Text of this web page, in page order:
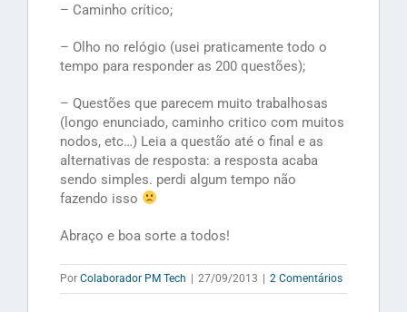
– Caminho crítico;
– Olho no relógio (usei praticamente todo o
tempo para responder as 200 questões);
– Questões que parecem muito trabalhosas
(longo enunciado, caminho critico com muitos
nodos, etc…) Leia a questão até o final e as
alternativas de resposta: a resposta acaba
sendo simples. perdi algum tempo não
fazendo isso
Abraço e boa sorte a todos!
Por Colaborador PM Tech | 27/09/2013 | 2 Comentários